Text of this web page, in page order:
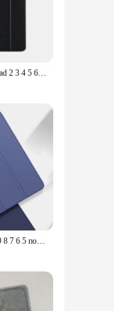
to
your
Чехол для Apple iPad 2 3 4 5 6 7 8 9 10,2 10 th Generation 10,9 дюйма 9,7 mini 4 5
Чехол для iPad 10 9 8 7 6 5 поколения Air 5 4 Pro 11 2021 2020 2018 Mini 6